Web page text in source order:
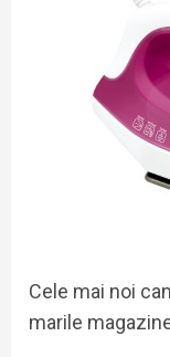
Cele mai noi
marile